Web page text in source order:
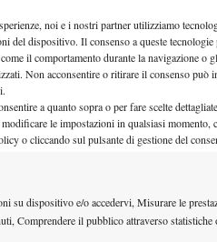
noi e i nostri partner utilizziamo
del dispositivo. Il consenso a queste
il comportamento durante la navigazione
Non acconsentire o ritirare il consenso può
a quanto sopra o per fare scelte
le impostazioni in qualsiasi
o cliccando sul pulsante di gestione del
su dispositivo e/o accedervi, Misurare le
Comprendere il pubblico attraverso
in campo.